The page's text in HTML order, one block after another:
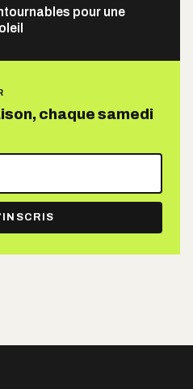
pour une
chaque samedi